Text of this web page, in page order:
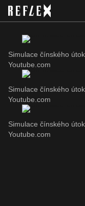
Simulace čínského
Youtube.com
Simulace čínského
Youtube.com
Simulace čínského
Youtube.com